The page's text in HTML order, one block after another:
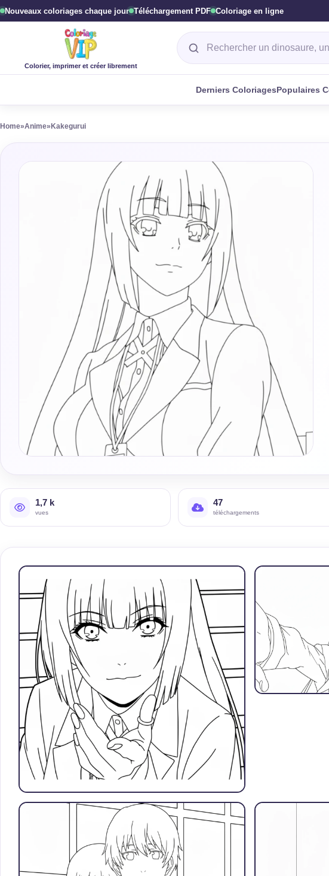
Nouveaux coloriages chaque jour Téléchargement PDF Coloriage en ligne
Colorier, imprimer et créer librement
Rechercher un coloriage
Derniers ColoriagesPopulaires
Home»Anime» Kakegurui
1,7 k
vues
47
téléchargements